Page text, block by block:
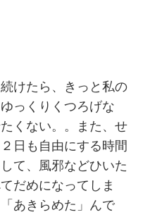
けたら、きっと私の
っくりくつろげな
くない。。また、せ
日も自由にする時間
て、風邪などひいた
だめになってしま
あきらめた」んで